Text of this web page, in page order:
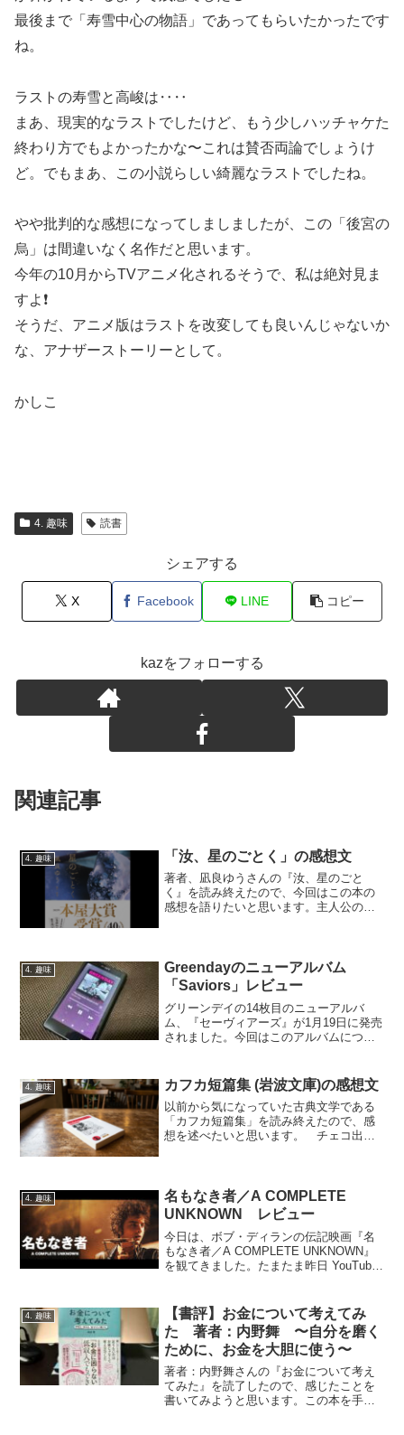
最後まで「寿雪中心の物語」であってもらいたかったです
ね。
ラストの寿雪と高峻は‥‥
まあ、現実的なラストでしたけど、もう少しハッチャケた
終わり方でもよかったかな〜これは賛否両論でしょうけ
ど。でもまあ、この小説らしい綺麗なラストでしたね。
やや批判的な感想になってしましましたが、この「後宮の
烏」は間違いなく名作だと思います。
今年の10月からTVアニメ化されるそうで、私は絶対見ま
すよ❗️
そうだ、アニメ版はラストを改変しても良いんじゃないか
な、アナザーストーリーとして。
かしこ
4. 趣味 読書
シェアする
X Facebook LINE コピー
kazをフォローする
関連記事
4. 趣味 「汝、星のごとく」の感想文
著者、凪良ゆうさんの『汝、星のごと
く』を読み終えたので、今回はこの本の
感想を語りたいと思います。主人公の名
りこの本を選びました。表紙に...
4. 趣味
Greendayのニューアルバム
「Saviors」レビュー
グリーンデイの14枚目のニューアルバ
ム、『セーヴィアーズ』が1月19日に発売
されました。今回はこのアルバムについ
たグリーンデイのジャパンツアー2021は
コロナ禍の影...
4. 趣味 カフカ短篇集 (岩波文庫)の感想文
以前から気になっていた古典文学である
「カフカ短篇集」を読み終えたので、感
想を述べたいと思います。 チェコ出身
った。 というよりは、読...
4. 趣味
名もなき者／A COMPLETE
UNKNOWN レビュー
今日は、ボブ・ディランの伝記映画『名
もなき者／A COMPLETE UNKNOWN』
を観てきました。たまたま昨日 YouTube
ことなので、さっそくTOHOシネマズ
市...
4. 趣味
【書評】お金について考えてみ
た 著者：内野舞 〜自分を磨く
ために、お金を大胆に使う〜
著者：内野舞さんの『お金について考え
てみた』を読了したので、感じたことを
書いてみようと思います。この本を手に